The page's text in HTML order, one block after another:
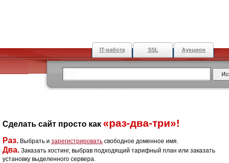
IT-работа SSL Аукцион
Сделать сайт просто как «раз-два-три»!
Раз. Выбрать и зарегистрировать свободное доменное имя.
Два. Заказать хостинг, выбрав подходящий тарифный план или заказать
установку выделенного сервера.